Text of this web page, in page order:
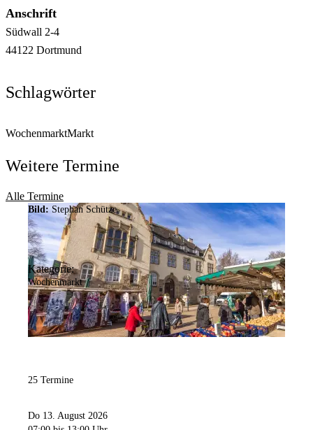
Anschrift
Südwall 2-4
44122 Dortmund
Schlagwörter
WochenmarktMarkt
Weitere Termine
Alle Termine
Bild: Stephan Schütze
Kategorie:
Wochenmarkt
25 Termine
Do 13. August 2026